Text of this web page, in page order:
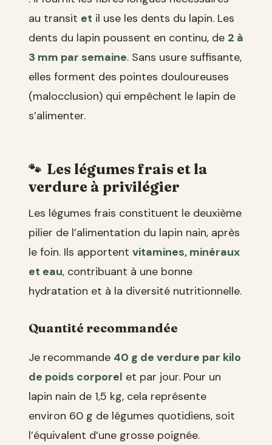
au transit et il use les dents du lapin. Les
dents du lapin poussent en continu, de 2 à
3 mm par semaine. Sans usure suffisante,
elles forment des pointes douloureuses
(malocclusion) qui empêchent le lapin de
s’alimenter.
Les légumes frais et la
verdure à privilégier
Les légumes frais constituent le deuxième
pilier de l’alimentation du lapin nain, après
le foin. Ils apportent vitamines, minéraux
et eau, contribuant à une bonne
hydratation et à la diversité nutritionnelle.
Quantité recommandée
Je recommande 40 g de verdure par kilo
de poids corporel et par jour. Pour un
lapin nain de 1,5 kg, cela représente
environ 60 g de légumes quotidiens, soit
l’équivalent d’une grosse poignée.